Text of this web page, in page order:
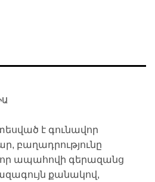
է գունավոր
բաղադրությունը
ապահովի գերազանց
քանակով,